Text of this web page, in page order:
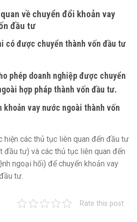
về chuyển đổi khoản vay
đầu tư
có được chuyển thành vốn đầu tư
phép doanh nghiệp được chuyển
hợp pháp thành vốn đầu tư.
khoản vay nước ngoài thành vốn
hiện các thủ tục liên quan đến đầu tư
đầu tư) và các thủ tục liên quan đến
ngoại hối) để chuyển khoản vay
tư.
Rate this post